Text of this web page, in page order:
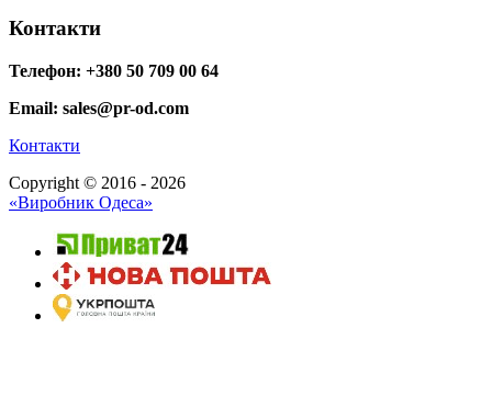
Контакти
Телефон: +380 50 709 00 64
Email: sales@pr-od.com
Контакти
Copyright © 2016 - 2026
«Виробник Одеса»